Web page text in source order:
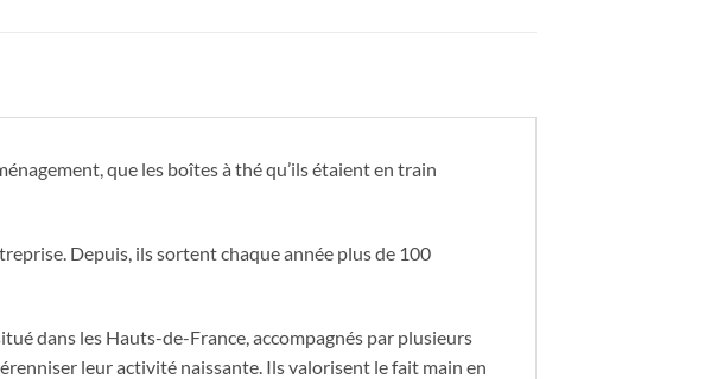
que les boîtes à thé qu’ils étaient en train
Depuis, ils sortent chaque année plus de 100
dans les Hauts-de-France, accompagnés par plusieurs
leur activité naissante. Ils valorisent le fait main en